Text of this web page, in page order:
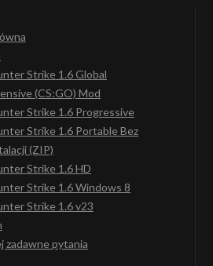
Strike 1.6 Global
(CS:GO) Mod
Strike 1.6 Progressive
Strike 1.6 Portable Bez
(ZIP)
Strike 1.6 HD
Strike 1.6 Windows 8
Strike 1.6 v23
zadawne pytania